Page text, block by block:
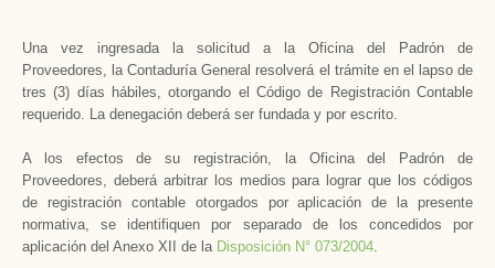
Una vez ingresada la solicitud a la Oficina del Padrón de
Proveedores, la Contaduría General resolverá el trámite en el lapso de
tres (3) días hábiles, otorgando el Código de Registración Contable
requerido. La denegación deberá ser fundada y por escrito.
A los efectos de su registración, la Oficina del Padrón de
Proveedores, deberá arbitrar los medios para lograr que los códigos
de registración contable otorgados por aplicación de la presente
normativa, se identifiquen por separado de los concedidos por
aplicación del Anexo XII de la Disposición N° 073/2004.